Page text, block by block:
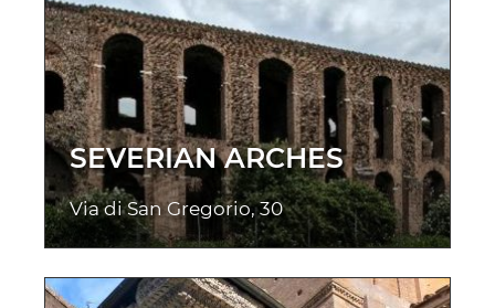
SEVERIAN ARCHES
Via di San Gregorio, 30